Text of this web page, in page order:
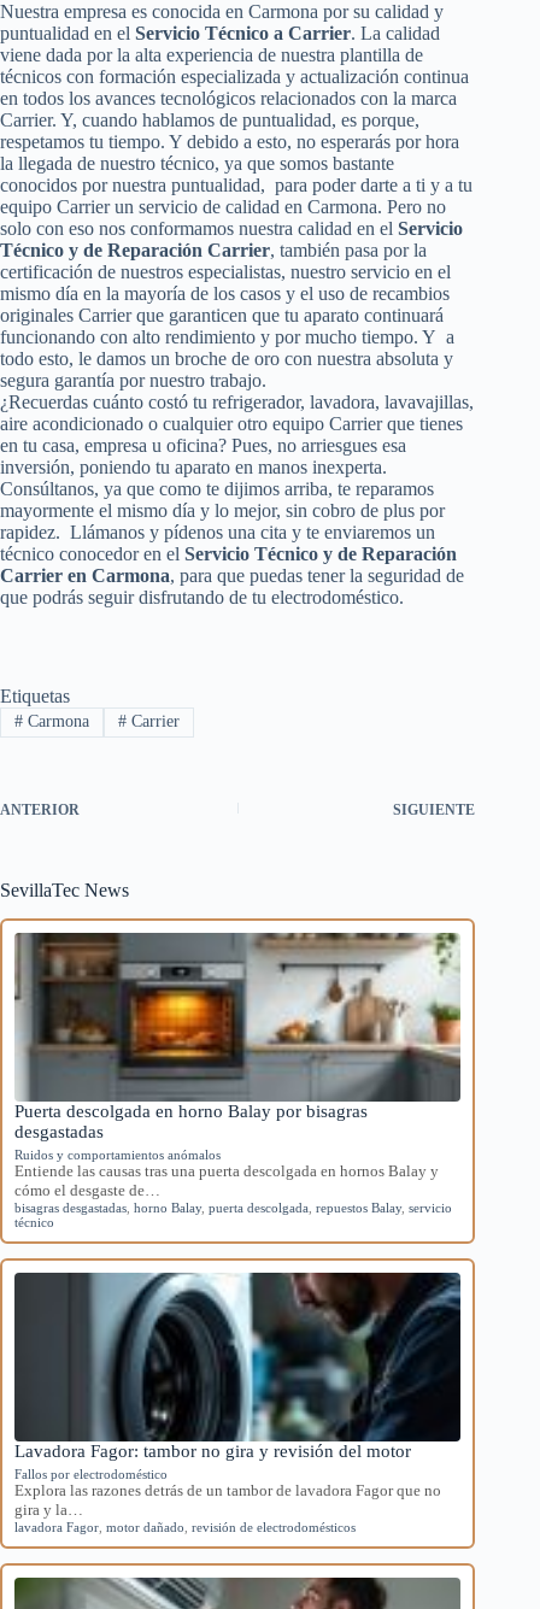
Nuestra empresa es conocida en Carmona por su calidad y
puntualidad en el Servicio Técnico a Carrier. La calidad
viene dada por la alta experiencia de nuestra plantilla de
técnicos con formación especializada y actualización continua
en todos los avances tecnológicos relacionados con la marca
Carrier. Y, cuando hablamos de puntualidad, es porque,
respetamos tu tiempo. Y debido a esto, no esperarás por hora
la llegada de nuestro técnico, ya que somos bastante
conocidos por nuestra puntualidad, para poder darte a ti y a tu
equipo Carrier un servicio de calidad en Carmona. Pero no
solo con eso nos conformamos nuestra calidad en el Servicio
Técnico y de Reparación Carrier, también pasa por la
certificación de nuestros especialistas, nuestro servicio en el
mismo día en la mayoría de los casos y el uso de recambios
originales Carrier que garanticen que tu aparato continuará
funcionando con alto rendimiento y por mucho tiempo. Y a
todo esto, le damos un broche de oro con nuestra absoluta y
segura garantía por nuestro trabajo.
¿Recuerdas cuánto costó tu refrigerador, lavadora, lavavajillas,
aire acondicionado o cualquier otro equipo Carrier que tienes
en tu casa, empresa u oficina? Pues, no arriesgues esa
inversión, poniendo tu aparato en manos inexperta.
Consúltanos, ya que como te dijimos arriba, te reparamos
mayormente el mismo día y lo mejor, sin cobro de plus por
rapidez. Llámanos y pídenos una cita y te enviaremos un
técnico conocedor en el Servicio Técnico y de Reparación
Carrier en Carmona, para que puedas tener la seguridad de
que podrás seguir disfrutando de tu electrodoméstico.
Etiquetas
#Carmona #Carrier
ANTERIOR SIGUIENTE
SevillaTec News
Puerta descolgada en horno Balay por bisagras
desgastadas
Ruidos y comportamientos anómalos
Entiende las causas tras una puerta descolgada en hornos Balay y
cómo el desgaste de…
bisagras desgastadas horno Balay, puerta descolgada repuestos Balay, servicio
técnico
Lavadora Fagor: tambor no gira y revisión del motor
Fallos por electrodoméstico
Explora las razones detrás de un tambor de lavadora Fagor que no
gira y la…
lavadora Fagor motor dañado revisión de electrodomésticos